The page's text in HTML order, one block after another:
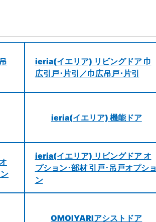
ieria(イエリア) リビングドア 巾
広引戸･片引／巾広吊戸･片引
ieria(イエリア) 機能ドア
ieria(イエリア) リビングドア オ
プション･部材 引戸･吊戸オプショ
ン
OMOIYARIアシストドア